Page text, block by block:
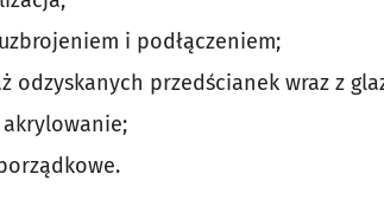
i podłączeniem;
odzyskanych przedścianek wraz z